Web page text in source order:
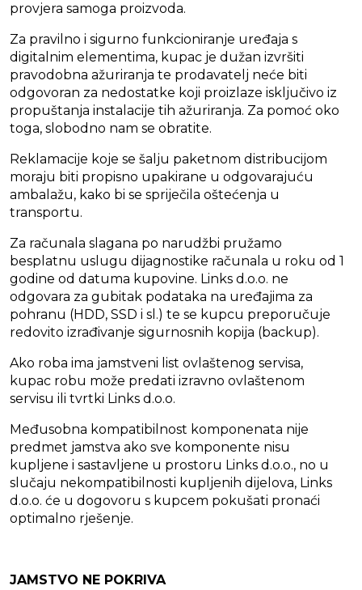
provjera samoga proizvoda.
Za pravilno i sigurno funkcioniranje uređaja s
digitalnim elementima, kupac je dužan izvršiti
pravodobna ažuriranja te prodavatelj neće biti
odgovoran za nedostatke koji proizlaze isključivo iz
propuštanja instalacije tih ažuriranja. Za pomoć oko
toga, slobodno nam se obratite.
Reklamacije koje se šalju paketnom distribucijom
moraju biti propisno upakirane u odgovarajuću
ambalažu, kako bi se spriječila oštećenja u
transportu.
Za računala slagana po narudžbi pružamo
besplatnu uslugu dijagnostike računala u roku od 1
godine od datuma kupovine. Links d.o.o. ne
odgovara za gubitak podataka na uređajima za
pohranu (HDD, SSD i sl.) te se kupcu preporučuje
redovito izrađivanje sigurnosnih kopija (backup).
Ako roba ima jamstveni list ovlaštenog servisa,
kupac robu može predati izravno ovlaštenom
servisu ili tvrtki Links d.o.o.
Međusobna kompatibilnost komponenata nije
predmet jamstva ako sve komponente nisu
kupljene i sastavljene u prostoru Links d.o.o., no u
slučaju nekompatibilnosti kupljenih dijelova, Links
d.o.o. će u dogovoru s kupcem pokušati pronaći
optimalno rješenje.
JAMSTVO NE POKRIVA